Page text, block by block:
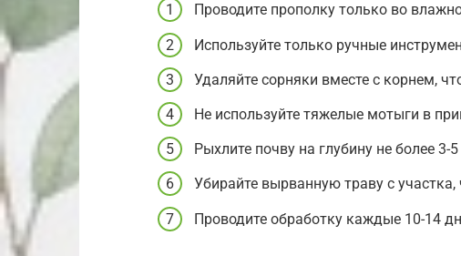
Проводите прополку только во
Используйте только ручные
Удаляйте сорняки вместе с корнем,
Не используйте тяжелые мотыги в
Рыхлите почву на глубину не более 3-
Убирайте вырванную траву с
Проводите обработку каждые 10-14